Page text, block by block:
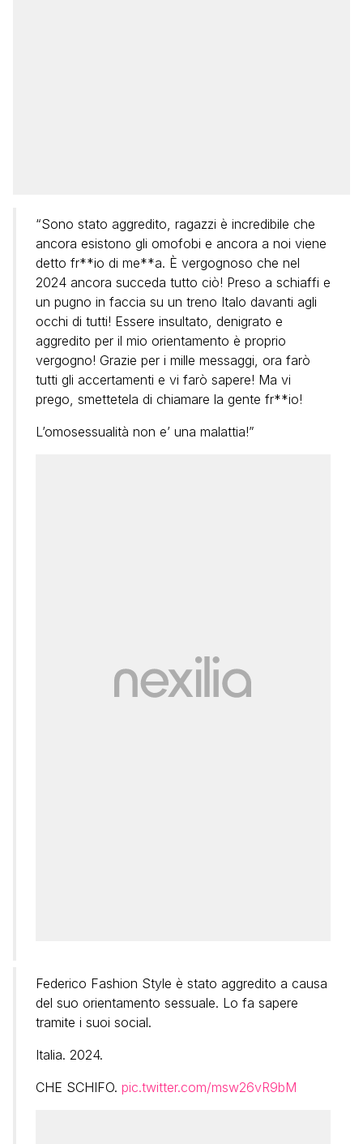
“Sono stato aggredito, ragazzi è incredibile che
ancora esistono gli omofobi e ancora a noi viene
detto fr**io di me**a. È vergognoso che nel
2024 ancora succeda tutto ciò! Preso a schiaffi e
un pugno in faccia su un treno Italo davanti agli
occhi di tutti! Essere insultato, denigrato e
aggredito per il mio orientamento è proprio
vergogno! Grazie per i mille messaggi, ora farò
tutti gli accertamenti e vi farò sapere! Ma vi
prego, smettetela di chiamare la gente fr**io!
L’omosessualità non e’ una malattia!”
Federico Fashion Style è stato aggredito a causa
del suo orientamento sessuale. Lo fa sapere
tramite i suoi social.
Italia. 2024.
CHE SCHIFO. pic.twitter.com/msw26vR9bM